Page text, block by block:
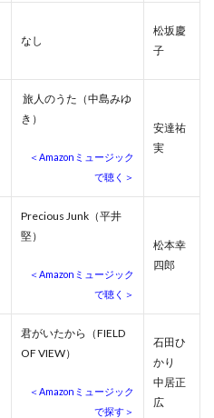
なし
松坂慶
子
旅人のうた（中島みゆ
き）
＜Amazonミュージック
で聴く＞
安達祐
実
Precious Junk（平井
堅）
＜Amazonミュージック
で聴く＞
松本幸
四郎
君がいたから（FIELD
OF VIEW）
＜Amazonミュージック
で探す＞
石田ひ
かり
中居正
広